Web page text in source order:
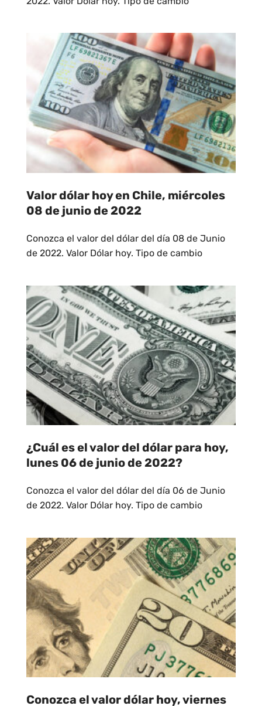
Valor dólar hoy en Chile, miércoles
08 de junio de 2022
Conozca el valor del dólar del día 08 de Junio
de 2022. Valor Dólar hoy. Tipo de cambio
¿Cuál es el valor del dólar para hoy,
lunes 06 de junio de 2022?
Conozca el valor del dólar del día 06 de Junio
de 2022. Valor Dólar hoy. Tipo de cambio
Conozca el valor dólar hoy, viernes